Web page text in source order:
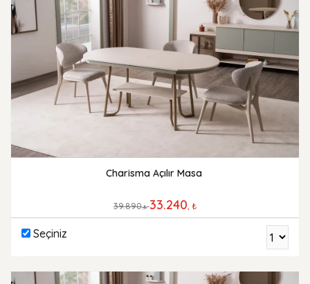
Charisma Açılır Masa
39.890,₺ 33.240, ₺
Seçiniz